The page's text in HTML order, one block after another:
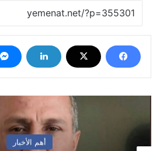
أهم الأخبار